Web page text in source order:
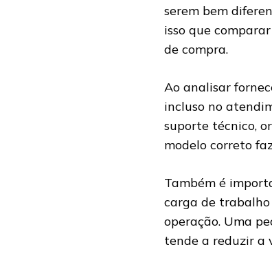
serem bem
isso que
de compra.
Ao analisar
incluso no
suporte técnico,
modelo correto
Também é
carga de
operação. Uma
tende a reduzir a